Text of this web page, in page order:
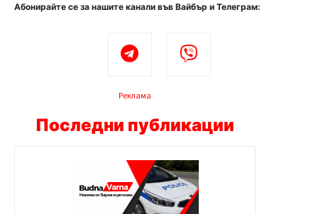
Абонирайте се за нашите канали във Вайбър и Телеграм:
Реклама
Последни публикации